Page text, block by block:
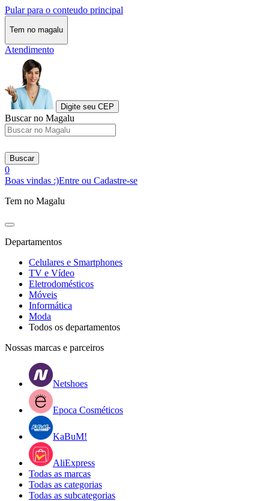
Pular para o conteudo principal
Tem no magalu
Atendimento
Digite seu CEP
Buscar no Magalu
Buscar
0
Boas vindas :)Entre ou Cadastre-se
Tem no Magalu
Departamentos
Celulares e Smartphones
TV e Vídeo
Eletrodomésticos
Móveis
Informática
Moda
Todos os departamentos
Nossas marcas e parceiros
Netshoes
Epoca Cosméticos
KaBuM!
AliExpress
Todas as marcas
Todas as categorias
Todas as subcategorias